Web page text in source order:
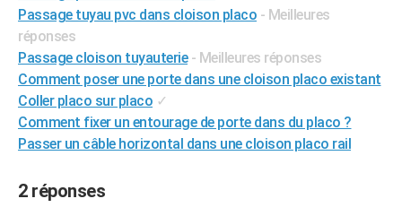
Carte de Noël
Carte Bonne année
Carte Saint-Valentin
Carte Pâques
Carte d'anniversaire
DICTIONNAIRE
Dictionnaire
Biographies
Citations
Expressions
Proverbes
PROGRAMME TV
COPAINS D'AVANT
S'inscrire
Se connecter
Lycées
Collèges
Primaires
Universités
Entreprises
Service militaire
Avis de recherche
AVIS DE DÉCÈS
FORUM
Passage tuyau pvc dans cloison placo - Meilleures
réponses
Passage cloison tuyauterie - Meilleures réponses
Comment poser une porte dans une cloison placo existant
Coller placo sur placo ✓
Comment fixer un entourage de porte dans du placo ?
Passer un câble horizontal dans une cloison placo rail
2 réponses